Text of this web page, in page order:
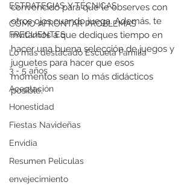
ESTRATEGIAS Y TÉCNICAS
CÓMO AFRONTAR PROBLEMAS
FRECUENTES
Lo más destacado Escuela Familia
3 - 5 años
Aceptación
Honestidad
Fiestas Navideñas
Envidia
Resumen Peliculas
envejecimiento
convencido para que le observes con
otros ojos cuando juega. Además, te
invitamos a que dediques tiempo en
hacer una buena selección de juegos y
juguetes para hacer que esos
momentos sean lo más didácticos
posible.